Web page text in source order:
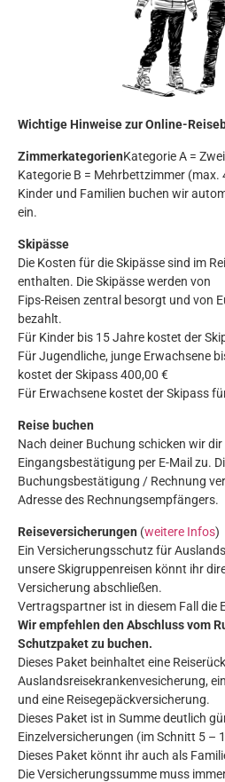
Wichtige Hinweise zur Online-
ZimmerkategorienKategorie A =
Kategorie B = Mehrbettzimmer (max.
Kinder und Familien buchen wir
ein.
Skipässe
Die Kosten für die Skipässe sind im
enthalten. Die Skipässe werden von
Fips-Reisen zentral besorgt und von
bezahlt.
Für Kinder bis 15 Jahre kostet der
Für Jugendliche, junge Erwachsene
kostet der Skipass 400,00 €
Für Erwachsene kostet der Skipass
Reise buchen
Nach deiner Buchung schicken wir
Eingangsbestätigung per E-Mail zu.
Buchungsbestätigung / Rechnung
Adresse des Rechnungsempfängers.
Reiseversicherungen (weitere Infos)
Ein Versicherungsschutz für
unsere Skigruppenreisen könnt ihr
Versicherung abschließen.
Vertragspartner ist in diesem Fall die
Wir empfehlen den Abschluss vom
Schutzpaket zu buchen.
Dieses Paket beinhaltet eine
Auslandsreisekrankenvesicherung,
und eine Reisegepäckversicherung.
Dieses Paket ist in Summe deutlich
Einzelversicherungen (im Schnitt 5 –
Dieses Paket könnt ihr auch als
Die Versicherungssumme muss